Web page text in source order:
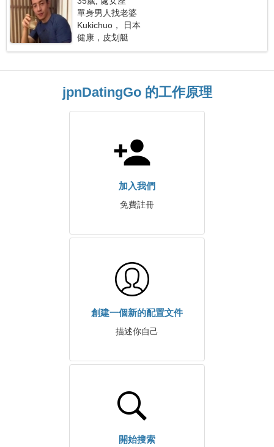
單身男人找老婆
Kukichuo， 日本
健康，皮划艇
jpnDatingGo 的工作原理
加入我們
免費註冊
創建一個新的配置文件
描述你自己
開始搜索